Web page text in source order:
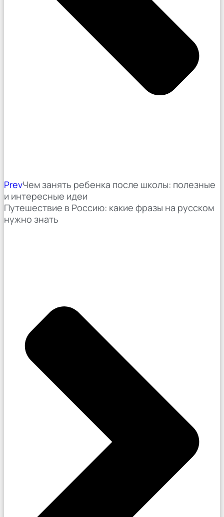
PrevЧем занять ребенка после школы: полезные
и интересные идеи
Путешествие в Россию: какие фразы на русском
нужно знать